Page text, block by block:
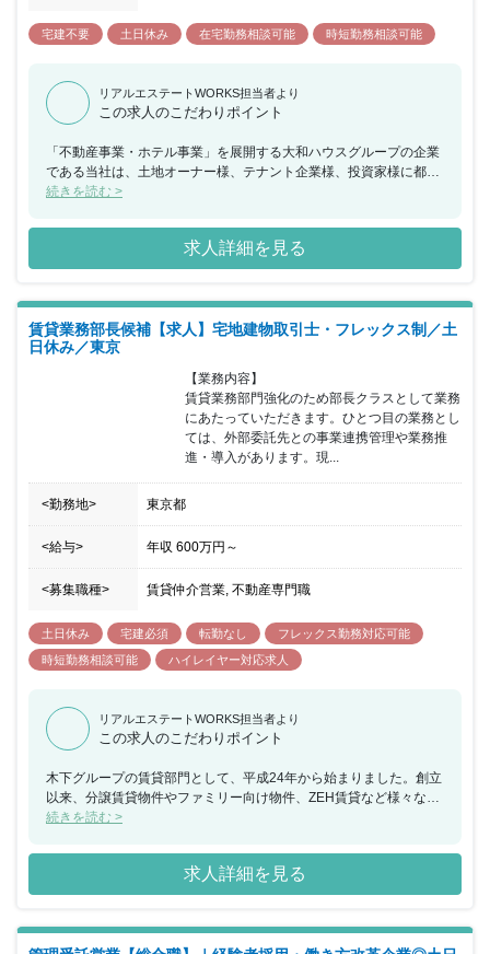
宅建不要 土日休み 在宅勤務相談可能 時短勤務相談可能
リアルエステートWORKS担当者より
この求人のこだわりポイント
「不動産事業・ホテル事業」を展開する大和ハウスグループの企業
である当社は、土地オーナー様、テナント企業様、投資家様に都心
から郊外まで規模は問わず不動産価値の最大化を図るためのソリュ
動産賃貸事業」「SC事業」「PM事業」「リテール事業」 の4つの
事業を行い、ワンストップでサービス提供をしております。 「ホテ
ル事業」については、都市型ホテルとして全国に74のホテルを展開
OJTによる教育や、資格取得支援制度なども用意されており、安心
した就業環境に身を置くことができ、年間休日も120日以上で土日
祝日休みのため、ワークライフバランスも整っております。
続きを読む >
求人詳細を見る
賃貸業務部長候補【求人】宅地建物取引士・フレックス制／土
日休み／東京
【業務内容】
賃貸業務部門強化のため部長クラスとして業務
にあたっていただきます。ひとつ目の業務とし
ては、外部委託先との事業連携管理や業務推
進・導入があります。現...
<勤務地> 東京都
<給与> 年収 600万円 ～
<募集職種> 賃貸仲介営業, 不動産専門職
土日休み 宅建必須 転勤なし
フレックス勤務対応可能
時短勤務相談可能
ハイレイヤー対応求人
リアルエステートWORKS担当者より
この求人のこだわりポイント
木下グループの賃貸部門として、平成24年から始まりました。創立
以来、分譲賃貸物件やファミリー向け物件、ZEH賃貸など様々な要
望に応える物件情報を提供しています。東京、千葉、埼玉、神奈川
た、木下グループは多岐にわたるサービスを提供する企業です。こ
れらの点を踏まえながら、賃貸業務の強化を図れる方からの応募を
お待ちしています。なお、入社3ヵ月間は契約社員(その後正社員登
続きを読む >
求人詳細を見る